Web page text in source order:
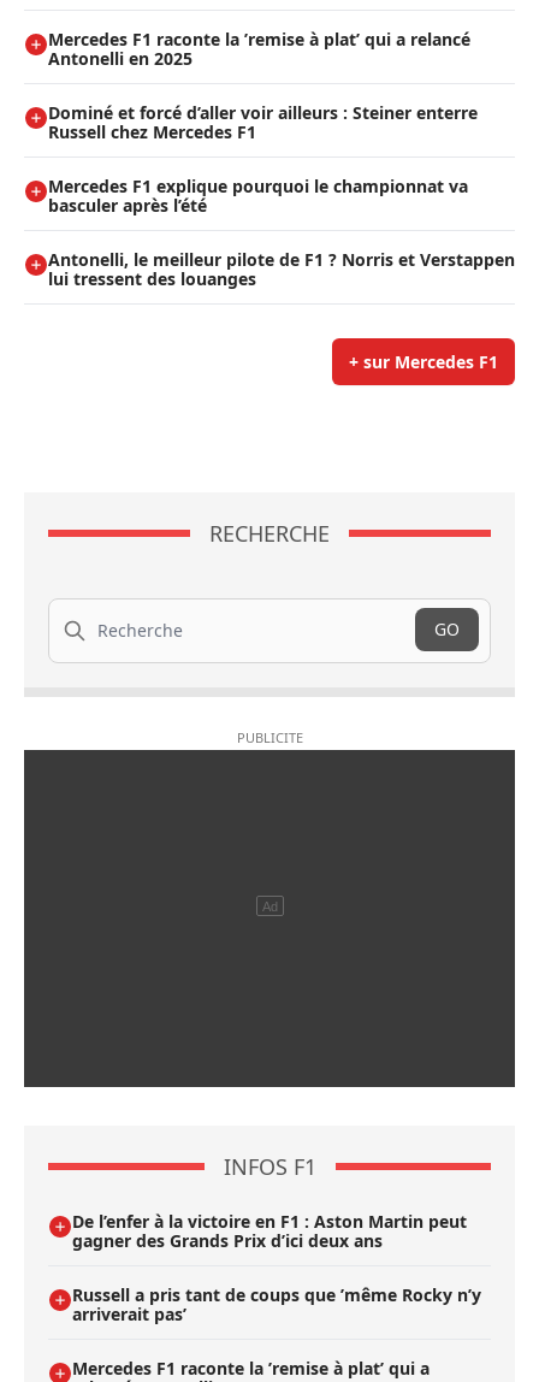
Mercedes F1 raconte la ’remise à plat’ qui a relancé
Antonelli en 2025
Dominé et forcé d’aller voir ailleurs : Steiner enterre
Russell chez Mercedes F1
Mercedes F1 explique pourquoi le championnat va
basculer après l’été
Antonelli, le meilleur pilote de F1 ? Norris et Verstappen
lui tressent des louanges
+ sur Mercedes F1
RECHERCHE
Recherche
GO
INFOS F1
De l’enfer à la victoire en F1 : Aston Martin peut
gagner des Grands Prix d’ici deux ans
Russell a pris tant de coups que ’même Rocky n’y
arriverait pas’
Mercedes F1 raconte la ’remise à plat’ qui a